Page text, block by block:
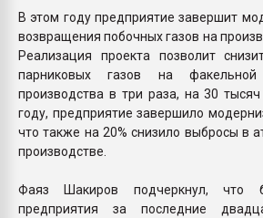
В этом году предприятие завершит
возвращения побочных газов на
Реализация проекта позволит
парниковых газов на
производства в три раза, на 30
году, предприятие завершило
что также на 20% снизило выбросы в
производстве.
Фаяз Шакиров подчеркнул, что
предприятия за последние